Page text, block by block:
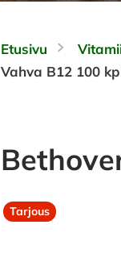
Etusivu
Vahva B12 100
Tarjous